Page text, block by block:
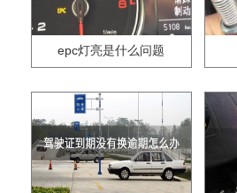
epc灯亮是什么问题